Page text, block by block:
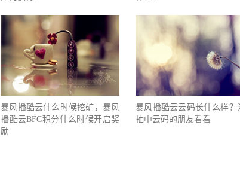
暴风播酷云什么时候挖矿，暴风
播酷云BFC积分什么时候开启奖
励
暴风播酷云云码长什么样？
抽中云码的朋友看看